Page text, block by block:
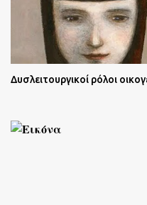
Δυσλειτουργικοί ρόλοι